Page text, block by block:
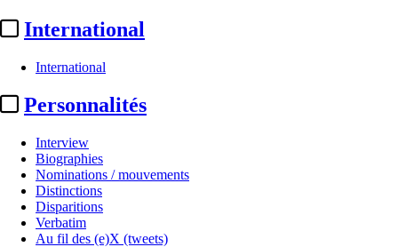
International
International
Personnalités
Interview
Biographies
Nominations / mouvements
Distinctions
Disparitions
Verbatim
Au fil des (e)X (tweets)